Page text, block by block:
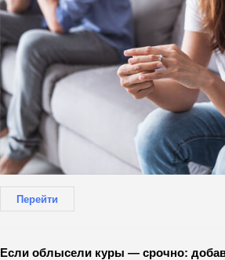
Перейти
Если облысели куры — срочно: